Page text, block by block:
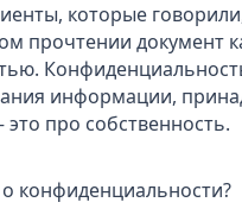
которые
прочтении документ
информации,
про собственность.
конфиденциальности?